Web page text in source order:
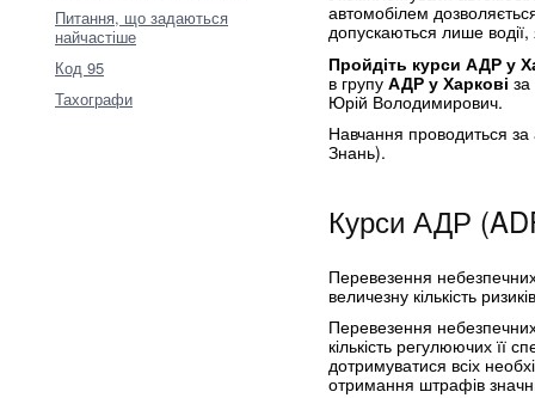
Питання, що задаються
найчастіше
Код 95
Тахографи
автомобілем
допускаються лише
Пройдіть курси АДР у
в групу АДР у Харковіза
Юрій Володимирович.
Навчання проводиться
Знань).
Курси АДР
Перевезення
величезну кількість
Перевезення
кількість регулюючих її
дотримуватися всіх
отримання штрафів